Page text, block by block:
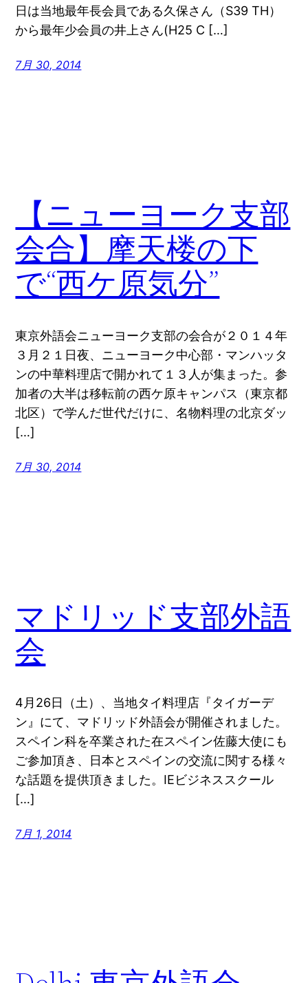
日は当地最年長会員である久保さん（S39 TH）
から最年少会員の井上さん(H25 C […]
7月 30, 2014
【ニューヨーク支部
会合】摩天楼の下
で“西ケ原気分”
東京外語会ニューヨーク支部の会合が２０１４年
３月２１日夜、ニューヨーク中心部・マンハッタ
ンの中華料理店で開かれて１３人が集まった。参
加者の大半は移転前の西ケ原キャンパス（東京都
北区）で学んだ世代だけに、名物料理の北京ダッ
[…]
7月 30, 2014
マドリッド支部外語
会
4月26日（土）、当地タイ料理店『タイガーデ
ン』にて、マドリッド外語会が開催されました。
スペイン科を卒業された在スペイン佐藤大使にも
ご参加頂き、日本とスペインの交流に関する様々
な話題を提供頂きました。IEビジネススクール
[…]
7月 1, 2014